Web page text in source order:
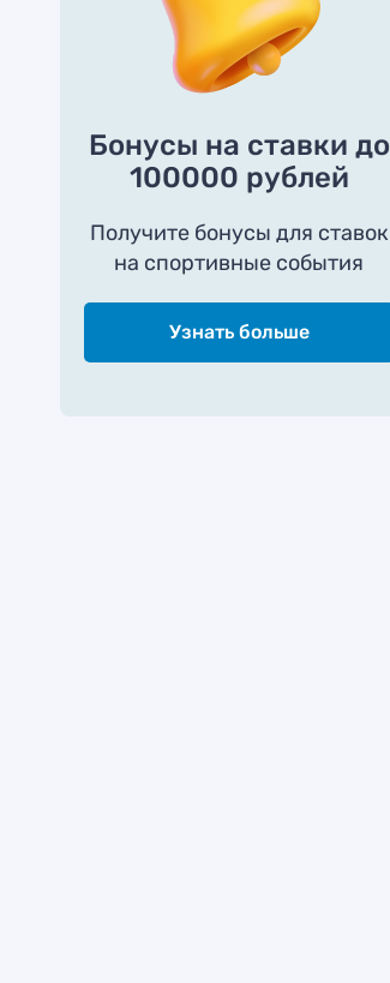
Бонусы на ставки до
100000 рублей
Получите бонусы для ставок
на спортивные события
Узнать больше